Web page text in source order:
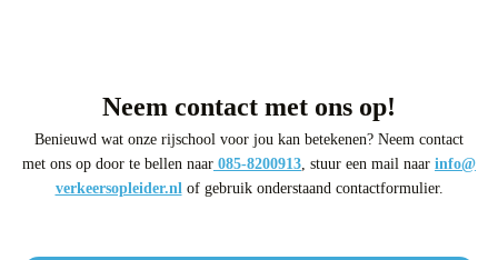
Neem contact met ons op!
Benieuwd wat onze rijschool voor jou kan betekenen? Neem contact
met ons op door te bellen naar 085-8200913, stuur een mail naar info@
verkeersopleider.nlof gebruik onderstaand contactformulier.